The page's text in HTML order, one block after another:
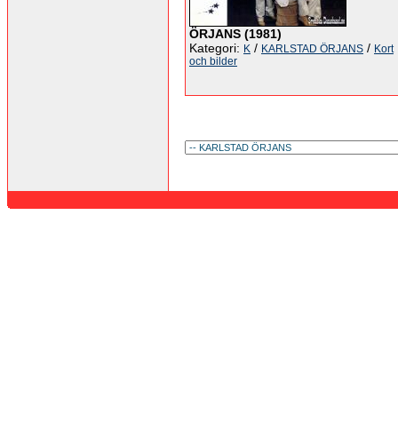
ÖRJANS (1981)
Kategori: K / KARLSTAD ÖRJANS / Kort
och bilder